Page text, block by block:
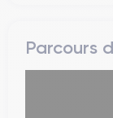
Parcours